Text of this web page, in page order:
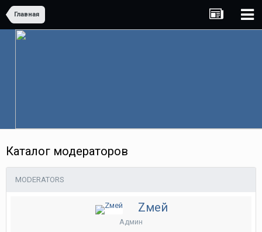
Главная
Каталог модераторов
MODERATORS
Zмей
Админ